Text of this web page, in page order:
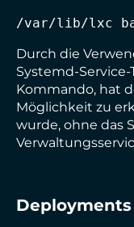
/var/lib/lxc
Durch die
Systemd-
Kommando, hat
Möglichkeit zu
wurde, ohne das